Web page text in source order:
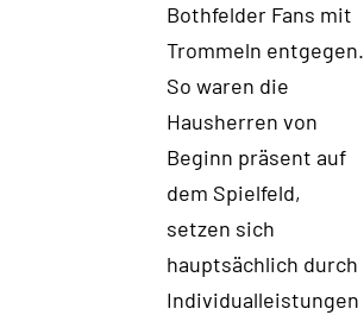
Bothfelder Fans mit
Trommeln entgegen.
So waren die
Hausherren von
Beginn präsent auf
dem Spielfeld,
setzen sich
hauptsächlich durch
Individualleistungen